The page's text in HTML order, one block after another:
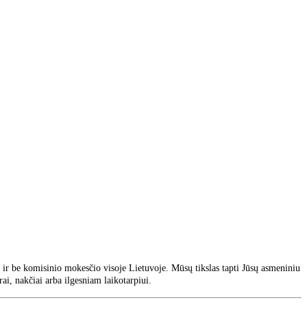
be komisinio mokesčio visoje Lietuvoje. Mūsų tikslas tapti Jūsų asmeniniu
nakčiai arba ilgesniam laikotarpiui.